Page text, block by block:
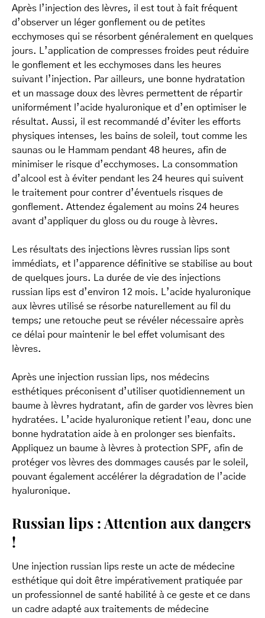
Après l’injection des lèvres, il est tout à fait fréquent
d’observer un léger gonflement ou de petites
ecchymoses qui se résorbent généralement en quelques
jours. L’application de compresses froides peut réduire
le gonflement et les ecchymoses dans les heures
suivant l’injection. Par ailleurs, une bonne hydratation
et un massage doux des lèvres permettent de répartir
uniformément l’acide hyaluronique et d’en optimiser le
résultat. Aussi, il est recommandé d’éviter les efforts
physiques intenses, les bains de soleil, tout comme les
saunas ou le Hammam pendant 48 heures, afin de
minimiser le risque d’ecchymoses. La consommation
d’alcool est à éviter pendant les 24 heures qui suivent
le traitement pour contrer d’éventuels risques de
gonflement. Attendez également au moins 24 heures
avant d’appliquer du gloss ou du rouge à lèvres.
Les résultats des injections lèvres russian lips sont
immédiats, et l’apparence définitive se stabilise au bout
de quelques jours. La durée de vie des injections
russian lips est d’environ 12 mois. L’acide hyaluronique
aux lèvres utilisé se résorbe naturellement au fil du
temps; une retouche peut se révéler nécessaire après
ce délai pour maintenir le bel effet volumisant des
lèvres.
Après une injection russian lips, nos médecins
esthétiques préconisent d’utiliser quotidiennement un
baume à lèvres hydratant, afin de garder vos lèvres bien
hydratées. L’acide hyaluronique retient l’eau, donc une
bonne hydratation aide à en prolonger ses bienfaits.
Appliquez un baume à lèvres à protection SPF, afin de
protéger vos lèvres des dommages causés par le soleil,
pouvant également accélérer la dégradation de l’acide
hyaluronique.
Russian lips : Attention aux dangers
!
Une injection russian lips reste un acte de médecine
esthétique qui doit être impérativement pratiquée par
un professionnel de santé habilité à ce geste et ce dans
un cadre adapté aux traitements de médecine